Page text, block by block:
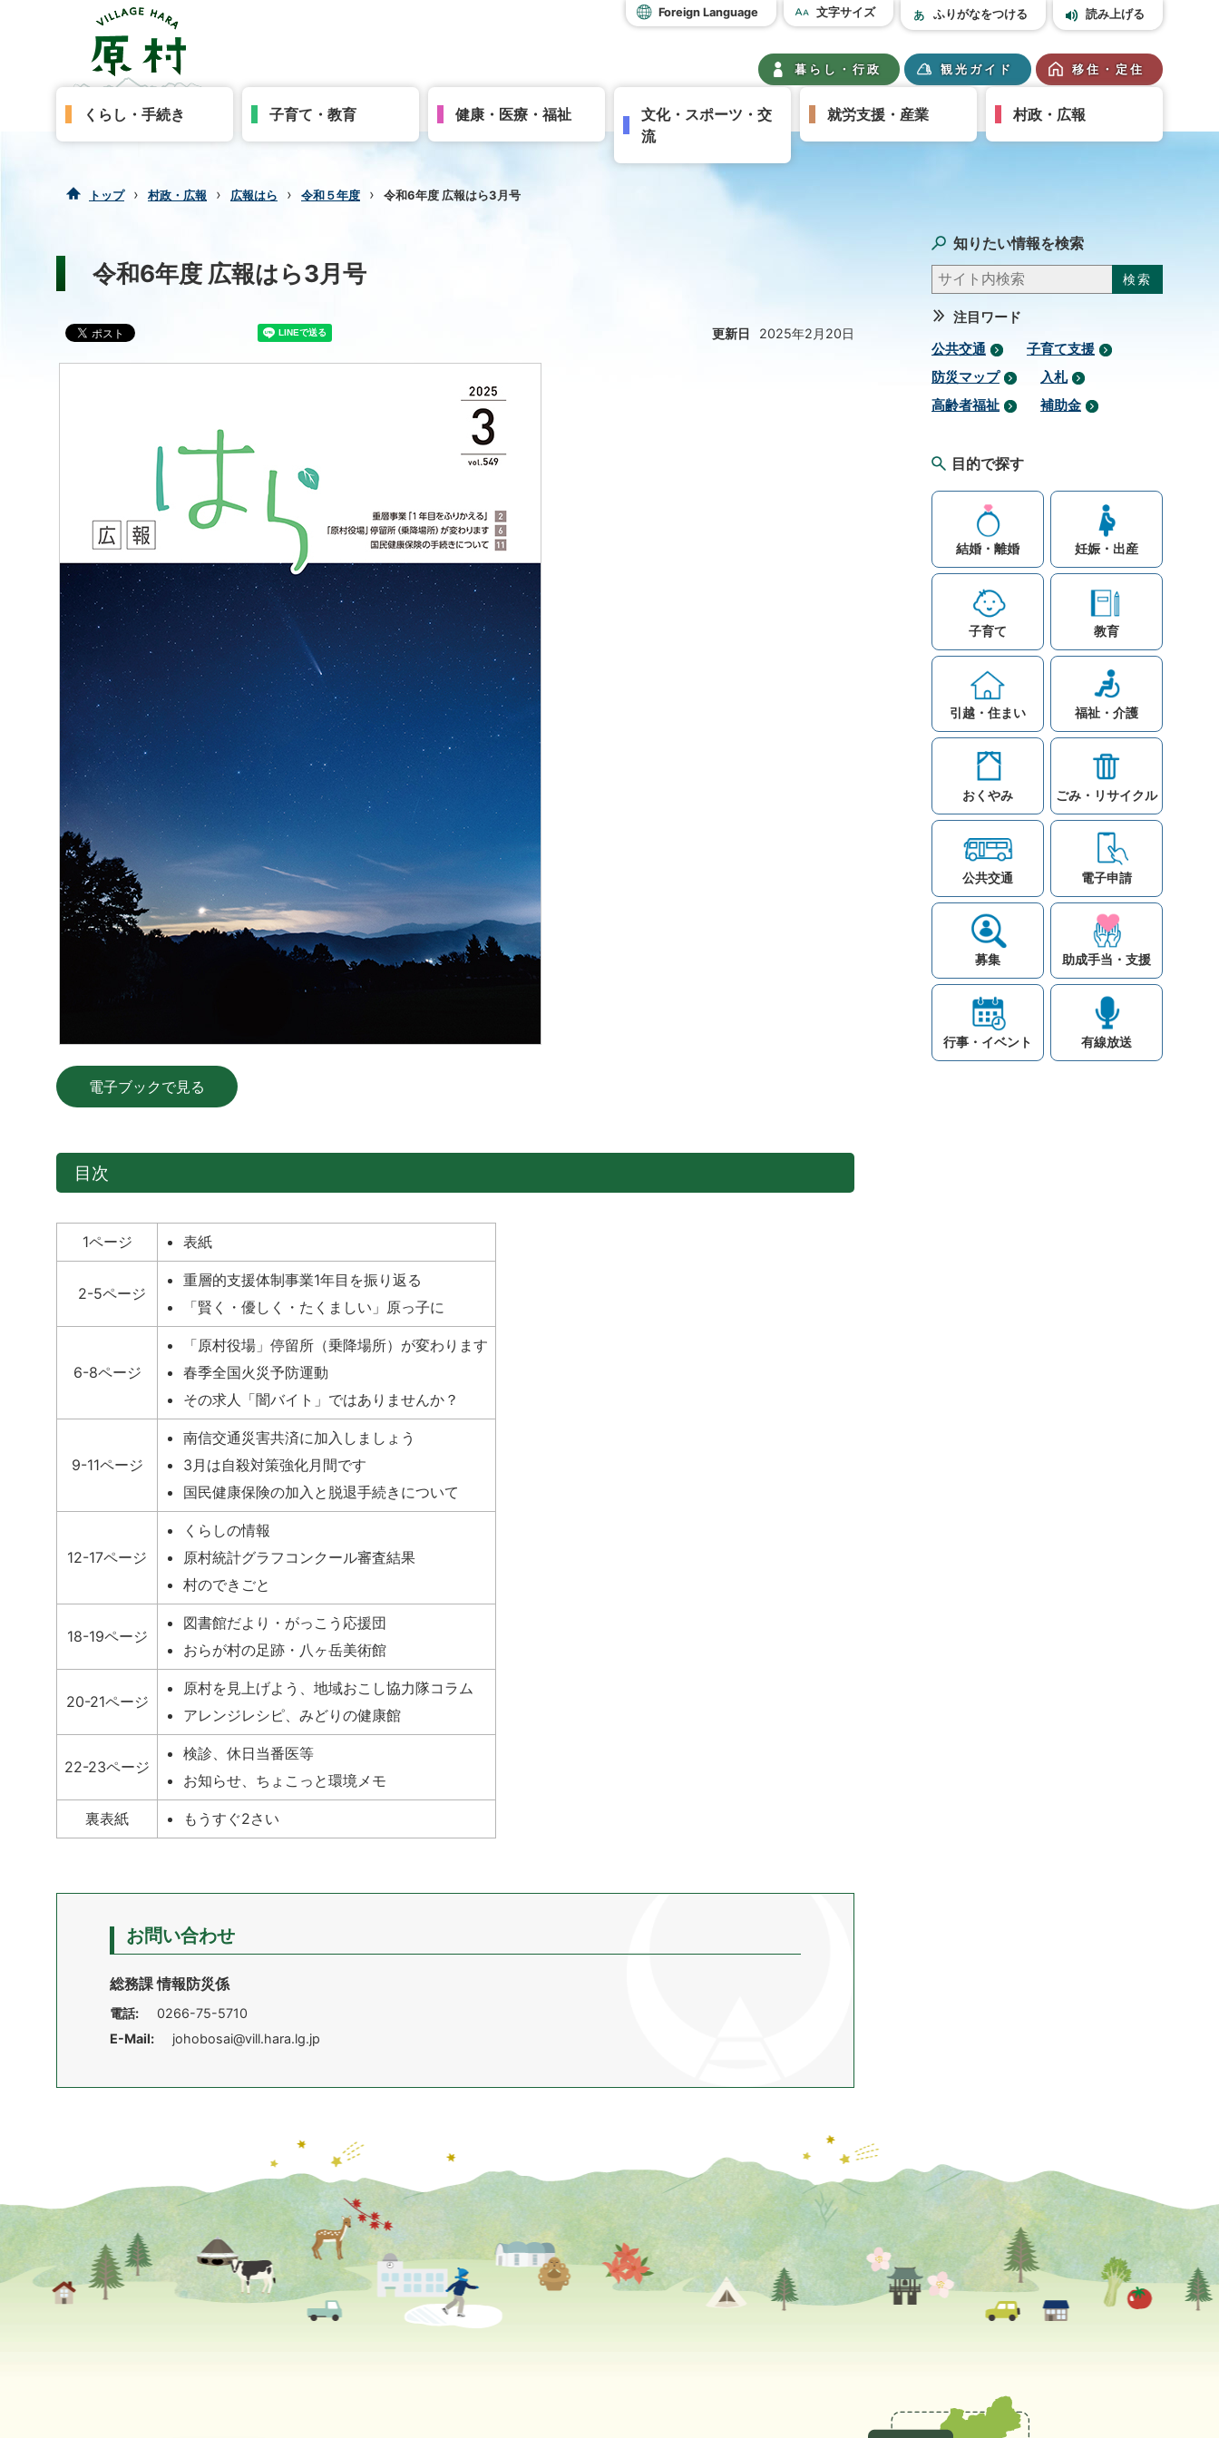
Foreign Language 文字サイズ ふりがなをつける 読み上げる
暮らし・行政 観光ガイド 移住・定住
くらし・手続き 子育て・教育 健康・医療・福祉
文化・スポーツ・交
流
就労支援・産業 村政・広報
トップ › 村政・広報 › 広報はら › 令和５年度 › 令和6年度 広報はら3月号
令和6年度 広報はら3月号
更新日 2025年2月20日
電子ブックで見る
目次
1ページ 表紙
2-5ページ
重層的支援体制事業1年目を振り返る
「賢く・優しく・たくましい」原っ子に
6-8ページ
「原村役場」停留所（乗降場所）が変わります
春季全国火災予防運動
その求人「闇バイト」ではありませんか？
9-11ページ
南信交通災害共済に加入しましょう
3月は自殺対策強化月間です
国民健康保険の加入と脱退手続きについて
12-17ページ
くらしの情報
原村統計グラフコンクール審査結果
村のできごと
18-19ページ
図書館だより・がっこう応援団
おらが村の足跡・八ヶ岳美術館
20-21ページ
原村を見上げよう、地域おこし協力隊コラム
アレンジレシピ、みどりの健康館
22-23ページ
検診、休日当番医等
お知らせ、ちょこっと環境メモ
裏表紙 もうすぐ2さい
お問い合わせ
総務課 情報防災係
電話:
0266-75-5710
E-Mail:
johobosai@vill.hara.lg.jp
知りたい情報を検索
注目ワード
公共交通
子育て支援
防災マップ
入札
高齢者福祉
補助金
目的で探す
結婚・離婚 妊娠・出産
子育て 教育
引越・住まい 福祉・介護
おくやみ ごみ・リサイクル
公共交通 電子申請
募集 助成手当・支援
行事・イベント 有線放送